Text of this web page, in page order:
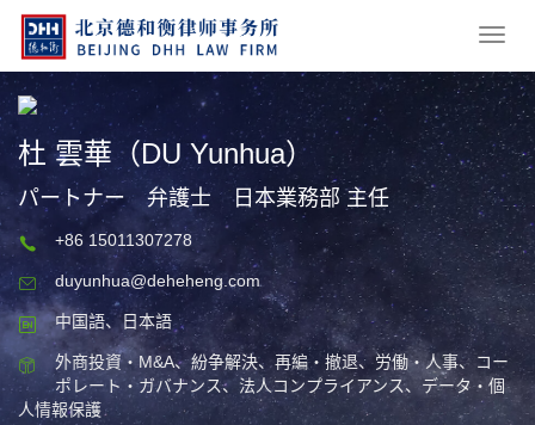
杜 雲華（DU Yunhua）
パートナー 弁護士 日本業務部 主任
+86 15011307278
duyunhua@deheheng.com
中国語、日本語
外商投資・M&A、紛争解決、再編・撤退、労働・人事、コー
ポレート・ガバナンス、法人コンプライアンス、データ・個
人情報保護